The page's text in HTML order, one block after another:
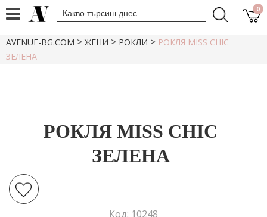
0
AVENUE-BG.COM >ЖЕНИ > РОКЛИ > РОКЛЯ MISS CHIC
ЗЕЛЕНА
РОКЛЯ MISS CHIC
ЗЕЛЕНА
Код: 10248